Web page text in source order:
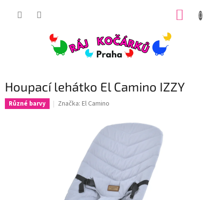
Houpací lehátko El Camino IZZY
Různé barvy Značka: El Camino